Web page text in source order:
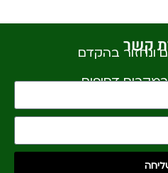
קשר
ונחזור בהקדם